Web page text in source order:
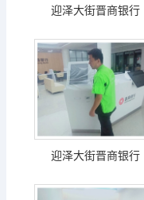
迎泽大街晋商银行
迎泽大街晋商银行